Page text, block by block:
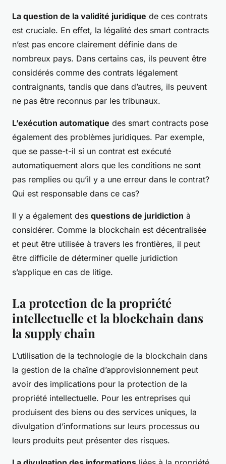
La question de la validité juridique de ces contrats
est cruciale. En effet, la légalité des smart contracts
n’est pas encore clairement définie dans de
nombreux pays. Dans certains cas, ils peuvent être
considérés comme des contrats légalement
contraignants, tandis que dans d’autres, ils peuvent
ne pas être reconnus par les tribunaux.
L’exécution automatique des smart contracts pose
également des problèmes juridiques. Par exemple,
que se passe-t-il si un contrat est exécuté
automatiquement alors que les conditions ne sont
pas remplies ou qu’il y a une erreur dans le contrat?
Qui est responsable dans ce cas?
Il y a également des questions de juridiction à
considérer. Comme la blockchain est décentralisée
et peut être utilisée à travers les frontières, il peut
être difficile de déterminer quelle juridiction
s’applique en cas de litige.
La protection de la propriété
intellectuelle et la blockchain dans
la supply chain
L’utilisation de la technologie de la blockchain dans
la gestion de la chaîne d’approvisionnement peut
avoir des implications pour la protection de la
propriété intellectuelle. Pour les entreprises qui
produisent des biens ou des services uniques, la
divulgation d’informations sur leurs processus ou
leurs produits peut présenter des risques.